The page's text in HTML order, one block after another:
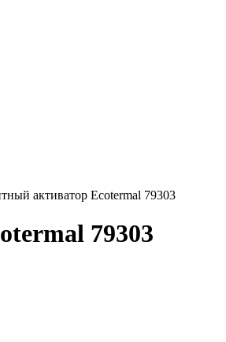
активатор Ecotermal 79303
79303